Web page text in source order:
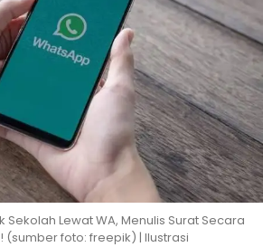
Sekolah Lewat WA, Menulis Surat Secara
(sumber foto: freepik) | Ilustrasi